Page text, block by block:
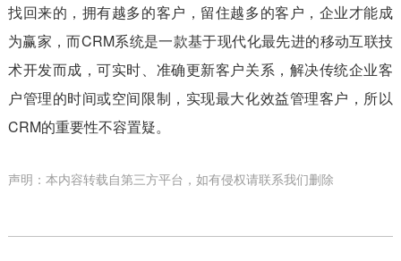
找回来的，拥有越多的客户，留住越多的客户，企业才能成
为赢家，而CRM系统是一款基于现代化最先进的移动互联技
术开发而成，可实时、准确更新客户关系，解决传统企业客
户管理的时间或空间限制，实现最大化效益管理客户，所以
CRM的重要性不容置疑。
声明：本内容转载自第三方平台，如有侵权请联系我们删除